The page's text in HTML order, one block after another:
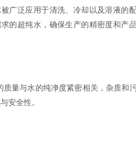
广泛应用于清洗、冷却以及溶液的
的超纯水，确保生产的精密度和产
量与水的纯净度紧密相关，杂质和
安全性。